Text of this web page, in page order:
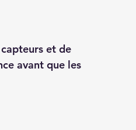
et de
avant que les